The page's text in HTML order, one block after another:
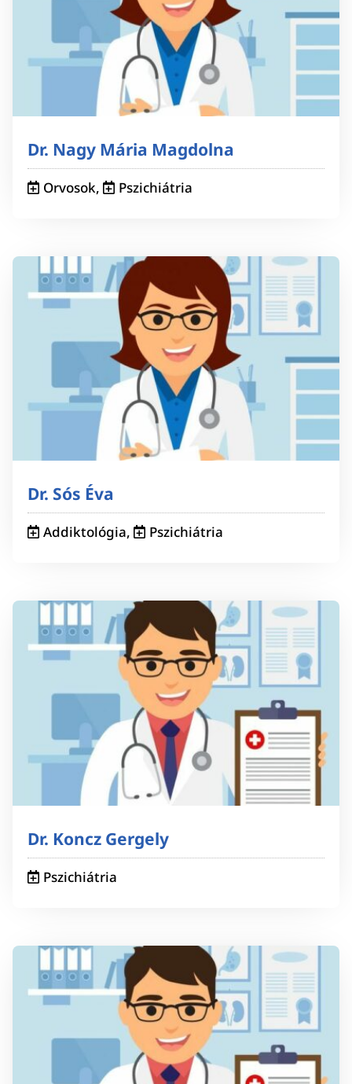
Dr. Nagy Mária Magdolna
Orvosok, Pszichiátria
Dr. Sós Éva
Addiktológia, Pszichiátria
Dr. Koncz Gergely
Pszichiátria